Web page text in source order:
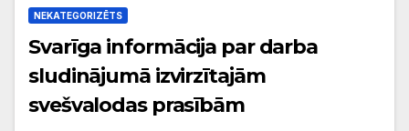
NEKATEGORIZĒTS
Svarīga informācija par darba
sludinājumā izvirzītajām
svešvalodas prasībām